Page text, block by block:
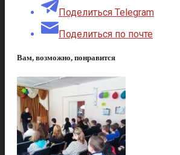
Поделиться Telegram
Поделиться по почте
Вам, возможно, понравится